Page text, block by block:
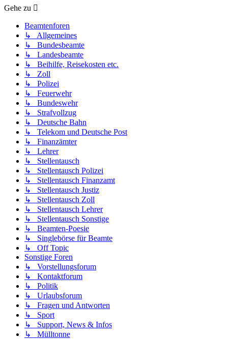
Gehe zu
Beamtenforen
↳ Allgemeines
↳ Bundesbeamte
↳ Landesbeamte
↳ Beihilfe, Reisekosten etc.
↳ Zoll
↳ Polizei
↳ Feuerwehr
↳ Bundeswehr
↳ Strafvollzug
↳ Deutsche Bahn
↳ Telekom und Deutsche Post
↳ Finanzämter
↳ Lehrer
↳ Stellentausch
↳ Stellentausch Polizei
↳ Stellentausch Finanzamt
↳ Stellentausch Justiz
↳ Stellentausch Zoll
↳ Stellentausch Lehrer
↳ Stellentausch Sonstige
↳ Beamten-Poesie
↳ Singlebörse für Beamte
↳ Off Topic
Sonstige Foren
↳ Vorstellungsforum
↳ Kontaktforum
↳ Politik
↳ Urlaubsforum
↳ Fragen und Antworten
↳ Sport
↳ Support, News & Infos
↳ Mülltonne